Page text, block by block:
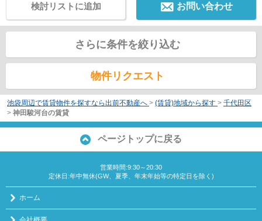
お問い合わせ
検討リストに追加
さらに条件を絞り込む
物件リクエスト
池袋周辺で賃貸物件を探すなら出前不動産へ > (賃貸)地域から探す > 千代田区
> 神田駿河台の賃貸
ページトップに戻る
営業時間:9:30～20:30
定休日:年中無休(GW、夏季、年末年始等の特定日を除く)
ホーム